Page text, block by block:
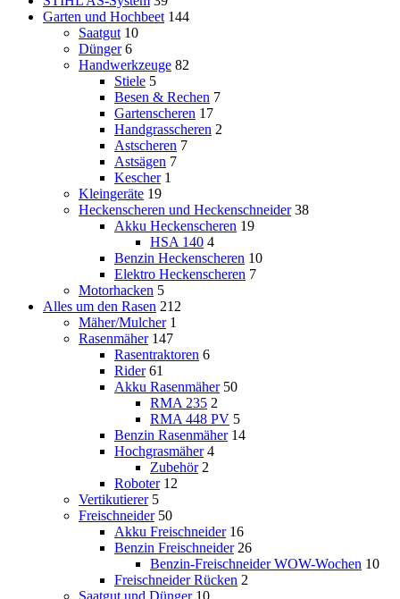
Garten und Hochbeet 144
Saatgut 10
Dünger 6
Handwerkzeuge 82
Stiele 5
Besen & Rechen 7
Gartenscheren 17
Handgrasscheren 2
Astscheren 7
Astsägen 7
Kescher 1
Kleingeräte 19
Heckenscheren und Heckenschneider 38
Akku Heckenscheren 19
HSA 140 4
Benzin Heckenscheren 10
Elektro Heckenscheren 7
Motorhacken 5
Alles um den Rasen 212
Mäher/Mulcher 1
Rasenmäher 147
Rasentraktoren 6
Rider 61
Akku Rasenmäher 50
RMA 235 2
RMA 448 PV 5
Benzin Rasenmäher 14
Hochgrasmäher 4
Zubehör 2
Roboter 12
Vertikutierer 5
Freischneider 50
Akku Freischneider 16
Benzin Freischneider 26
Benzin-Freischneider WOW-Wochen 10
Freischneider Rücken 2
Saatgut und Dünger 10